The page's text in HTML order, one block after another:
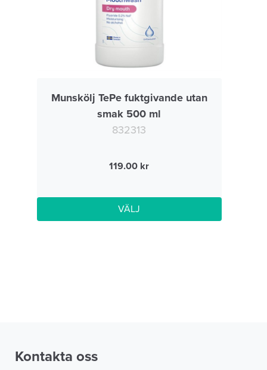
Munskölj TePe fuktgivande utan
smak 500 ml
832313
119.00
VÄLJ
Kontakta oss